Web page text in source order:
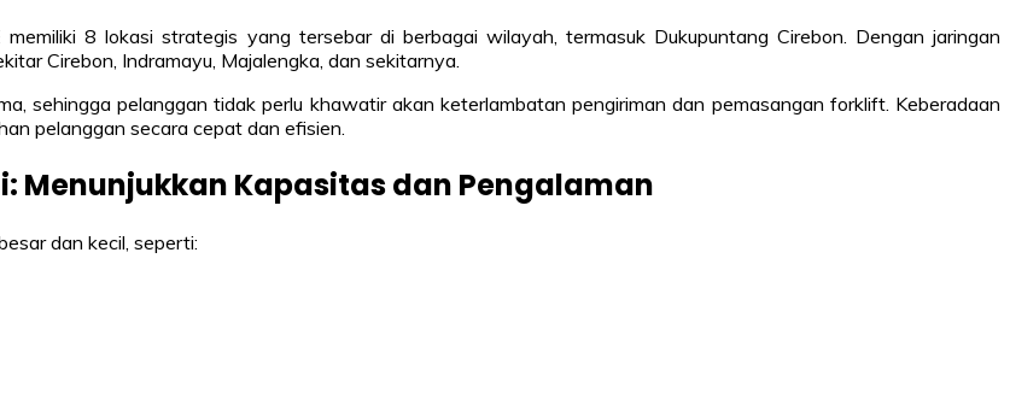
8 lokasi strategis yang tersebar di berbagai wilayah, termasuk Dukupuntang Cirebon. Dengan jaringan
Cirebon, Indramayu, Majalengka, dan sekitarnya.
sehingga pelanggan tidak perlu khawatir akan keterlambatan pengiriman dan pemasangan forklift. Keberadaan
pelanggan secara cepat dan efisien.
Menunjukkan Kapasitas dan Pengalaman
dan kecil, seperti: